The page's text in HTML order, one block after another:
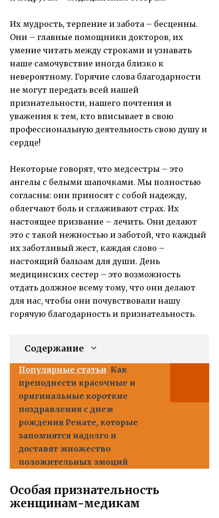
Их мудрость, терпение и забота – бесценны.
Они – главные помощники докторов, их
умение читать между строками и узнавать
наше самочувствие иногда близко к
невероятному. Горячие слова благодарности
не могут передать всей нашей
признательности, нашего почтения и
уважения к тем, кто вписывает в свою
профессиональную деятельность свою душу и
сердце!
Некоторые говорят, что медсестры – это
ангелы с белыми шапочками. Мы полностью
согласны: они приносят с собой надежду,
облегчают боль и сглаживают страх. Их
настоящее призвание – лечить. Они делают
это с такой нежностью и заботой, что каждый
их заботливый жест, каждая слово –
настоящий бальзам для души. День
медицинских сестер – это возможность
отдать должное всему тому, что они делают
для нас, чтобы они почувствовали нашу
горячую благодарность и признательность.
Содержание
Популярные статьи Как
преподнести красочные и
оригинальные короткие
поздравления с днем
рождения Ренате, которые
запомнятся надолго и
доставят множество
положительных эмоций
Особая признательность
женщинам-медикам